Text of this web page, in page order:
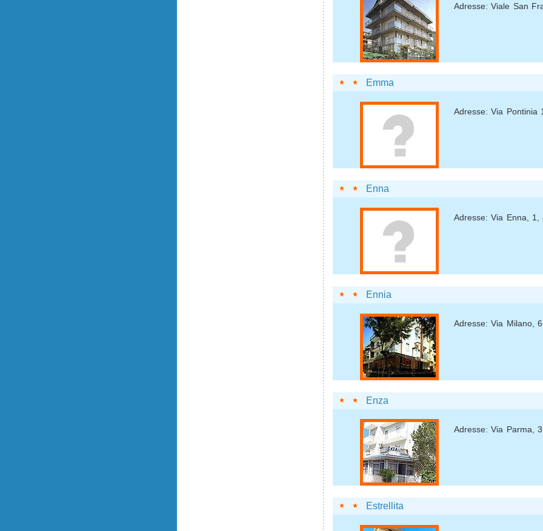
Adresse: Viale San
Emma
Adresse: Via Pontinia
Enna
Adresse: Via Enna, 1,
Ennia
Adresse: Via Milano, 6
Enza
Adresse: Via Parma, 3
Estrellita